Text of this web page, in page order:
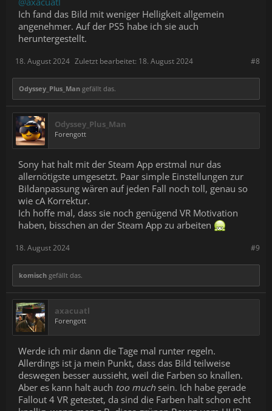
Ich fand das Bild mit weniger Helligkeit allgemein
angenehmer. Auf der PS5 habe ich sie auch
heruntergestellt.
#8
18. August 2024 Zuletzt bearbeitet: 18. August 2024
Odyssey_Plus_Man gefällt das.
Odyssey_Plus_Man
Forengott
Sony hat halt mit der Steam App erstmal nur das
allernötigste umgesetzt. Paar simple Einstellungen zur
Bildanpassung wären auf jeden Fall noch toll, genau so
wie cA Korrektur.
Ich hoffe mal, dass sie noch genügend VR Motivation
haben, bisschen an der Steam App zu arbeiten
#9
18. August 2024
komisch gefällt das.
axacuatl
Forengott
Werde ich mir dann die Tage mal runter regeln.
Allerdings ist ja mein Punkt, dass das Bild teilweise
deswegen besser aussieht, weil die Farben so knallen.
Aber es kann halt auch too muchsein. Ich habe gerade
Fallout 4 VR getestet, da sind die Farben halt schon echt